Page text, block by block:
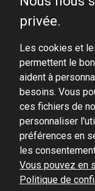
DOMINATOR GROUP Sp. z
Ludowa 59, 43-514
VAT ID No.: 6521751083
© Copyright 2022 |
privée.
Les cookies et
permettent le
aident à
besoins. Vous
ces fichiers de
personnaliser
préférences en
les
Vous pouvez en
Politique de